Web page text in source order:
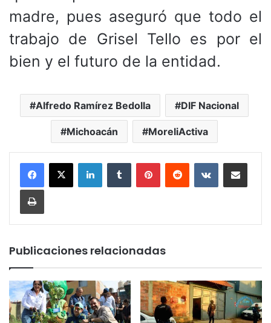
madre, pues aseguró que todo el
trabajo de Grisel Tello es por el
bien y el futuro de la entidad.
Alfredo Ramírez Bedolla DIF Nacional
Michoacán MoreliActiva
LinkedInTumblr PinterestReddit VKontakteCompartir por
Imprimir
Publicaciones relacionadas